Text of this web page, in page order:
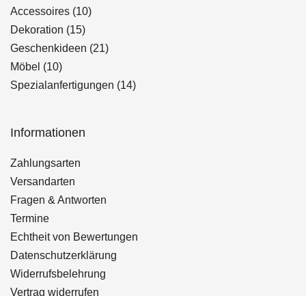
Accessoires 1010
Dekoration 1515
Produkte
Geschenkideen 2121
Möbel 1010
Produkte
Spezialanfertigungen 1414
Informationen
Zahlungsarten
Versandarten
Fragen & Antworten
Termine
Echtheit von Bewertungen
Datenschutzerklärung
Widerrufsbelehrung
Vertrag widerrufen